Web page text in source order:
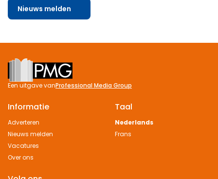
Nieuws melden
Footer
Een uitgave vanProfessional Media Group
Informatie
Adverteren
Nieuws melden
Vacatures
Over ons
Taal
Nederlands
Frans